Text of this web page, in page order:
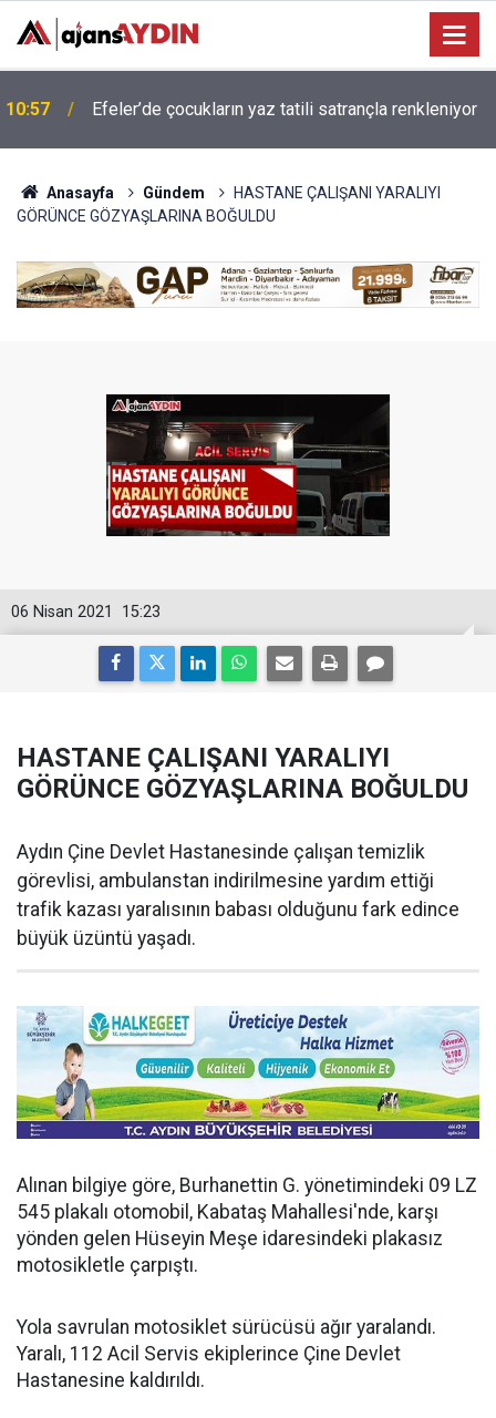
10:46
AYDIN’IN REKORTMEN MİLLİ SPORCUSU KORAY
UYGUN DÜNYA SAHNESİNDE
Anasayfa Gündem
HASTANE ÇALIŞANI YARALIYI
GÖRÜNCE GÖZYAŞLARINA BOĞULDU
15:23
06 Nisan 2021
HASTANE ÇALIŞANI YARALIYI
GÖRÜNCE GÖZYAŞLARINA BOĞULDU
Aydın Çine Devlet Hastanesinde çalışan temizlik
görevlisi, ambulanstan indirilmesine yardım ettiği
trafik kazası yaralısının babası olduğunu fark edince
büyük üzüntü yaşadı.
Alınan bilgiye göre, Burhanettin G. yönetimindeki 09 LZ
545 plakalı otomobil, Kabataş Mahallesi'nde, karşı
yönden gelen Hüseyin Meşe idaresindeki plakasız
motosikletle çarpıştı.
Yola savrulan motosiklet sürücüsü ağır yaralandı.
Yaralı, 112 Acil Servis ekiplerince Çine Devlet
Hastanesine kaldırıldı.